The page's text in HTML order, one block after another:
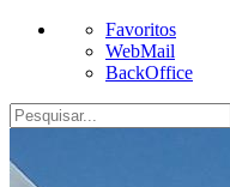
Favoritos
WebMail
BackOffice